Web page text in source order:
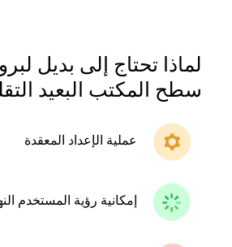
لماذا تحتاج إلى بديل
سطح المكتب البعيد
عملية الإعداد المعقدة
إمكانية رؤية المستخدم